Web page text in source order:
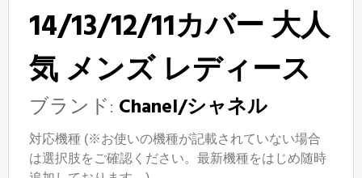
14/13/12/11カバー 大人
気 メンズ レディース
ブランド: Chanel/シャネル
対応機種 (※お使いの機種が記載されていない場合
は選択肢をご確認ください。最新機種をはじめ随時